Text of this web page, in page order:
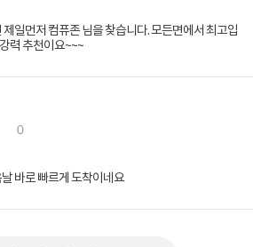
일먼저 컴퓨존 님을 찾습니다. 모든면에서 최고입
력 추천이요~~~
0
바로 빠르게 도착이네요